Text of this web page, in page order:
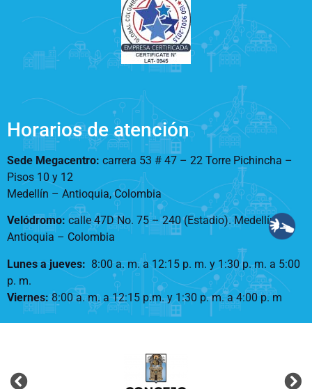
Horarios de atención
Sede Megacentro: carrera 53 # 47 – 22 Torre Pichincha –
Pisos 10 y 12
Medellín – Antioquia, Colombia
Velódromo: calle 47D No. 75 – 240 (Estadio). Medellín –
Antioquia – Colombia
Lunes a jueves: 8:00 a. m. a 12:15 p. m. y 1:30 p. m. a 5:00
p. m.
Viernes:8:00 a. m. a 12:15 p.m. y 1:30 p. m. a 4:00 p. m